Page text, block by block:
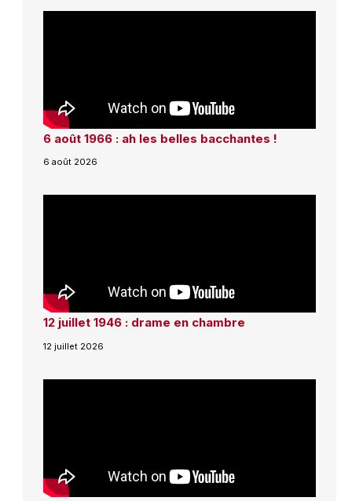
6 août 1966 : ah les belles bacchantes !
6 août 2026
12 juillet 1946 : drame en chambre
12 juillet 2026